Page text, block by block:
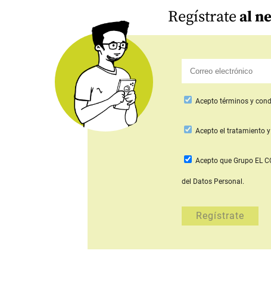
Regístrateal
Acepto términos y
Aceptoel tratamiento y
Acepto que Grupo EL
del Datos Personal.